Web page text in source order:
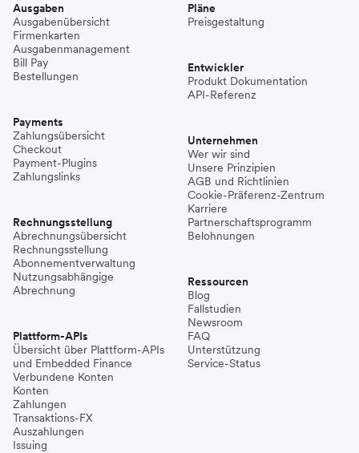
Ausgaben
Ausgabenübersicht
Firmenkarten
Ausgabenmanagement
Bill Pay
Bestellungen
Payments
Zahlungsübersicht
Checkout
Payment-Plugins
Zahlungslinks
Rechnungsstellung
Abrechnungsübersicht
Rechnungsstellung
Abonnementverwaltung
Nutzungsabhängige
Abrechnung
Plattform-APIs
Übersicht über Plattform-APIs
und Embedded Finance
Verbundene Konten
Konten
Zahlungen
Transaktions-FX
Auszahlungen
Issuing
Pläne
Preisgestaltung
Entwickler
Produkt Dokumentation
API-Referenz
Unternehmen
Wer wir sind
Unsere Prinzipien
AGB und Richtlinien
Cookie-Präferenz-Zentrum
Karriere
Partnerschaftsprogramm
Belohnungen
Ressourcen
Blog
Fallstudien
Newsroom
FAQ
Unterstützung
Service-Status